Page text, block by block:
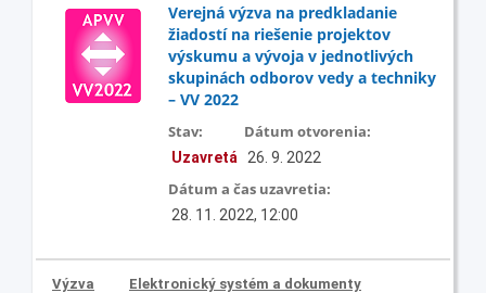
Verejná výzva na predkladanie
žiadostí na riešenie projektov
výskumu a vývoja v jednotlivých
skupinách odborov vedy a techniky
– VV 2022
Stav:
Uzavretá
Dátum otvorenia:
26. 9. 2022
Dátum a čas uzavretia:
28. 11. 2022, 12:00
Výzva Elektronický systém a dokumenty